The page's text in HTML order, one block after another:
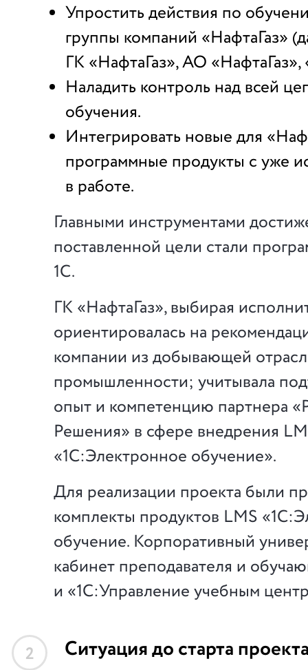
Упростить действия по
группы компаний «НафтаГаз»
ГК «НафтаГаз», АО «НафтаГаз»,
Наладить контроль над всей
обучения.
Интегрировать новые для
программные продукты с уже
в работе.
Главными инструментами
поставленной цели стали
1С.
ГК «НафтаГаз», выбирая
ориентировалась на
компании из добывающей
промышленности; учитывала
опыт и компетенцию партнера
Решения» в сфере внедрения
«1С:Электронное обучение».
Для реализации проекта были
комплекты продуктов LMS
обучение. Корпоративный
кабинет преподавателя и
и «1С:Управление учебным
2 Ситуация до старта